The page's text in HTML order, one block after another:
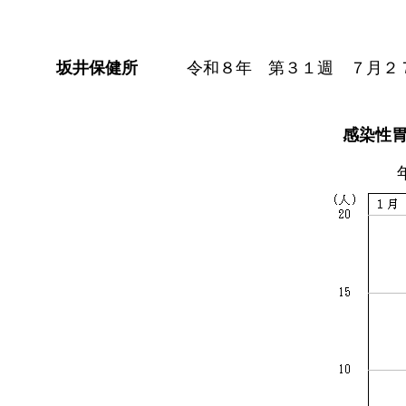
坂井保健所 令和８年 第３１週 ７月２
感染性
年次